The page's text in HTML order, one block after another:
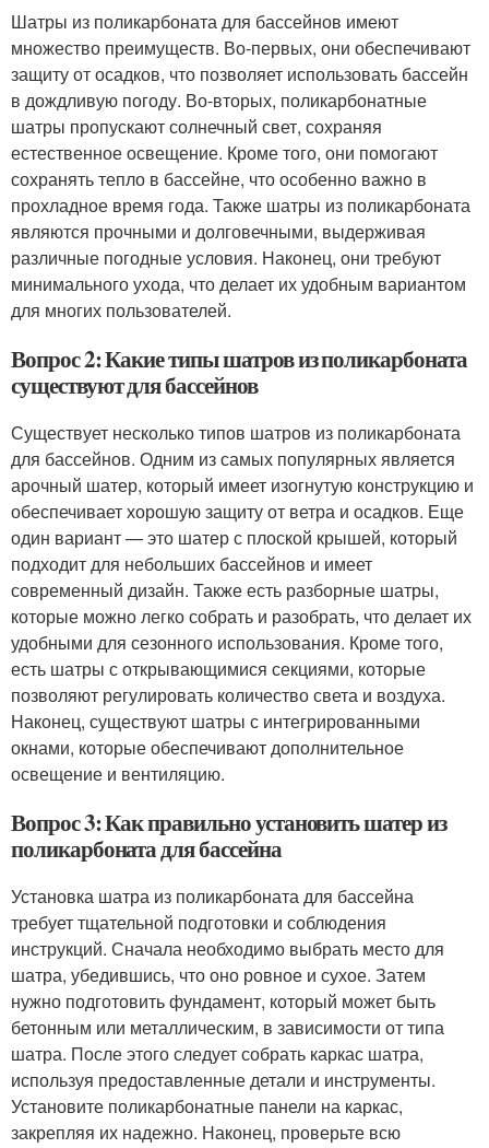
Шатры из поликарбоната для бассейнов имеют
множество преимуществ. Во-первых, они обеспечивают
защиту от осадков, что позволяет использовать бассейн
в дождливую погоду. Во-вторых, поликарбонатные
шатры пропускают солнечный свет, сохраняя
естественное освещение. Кроме того, они помогают
сохранять тепло в бассейне, что особенно важно в
прохладное время года. Также шатры из поликарбоната
являются прочными и долговечными, выдерживая
различные погодные условия. Наконец, они требуют
минимального ухода, что делает их удобным вариантом
для многих пользователей.
Вопрос 2: Какие типы шатров из поликарбоната
существуют для бассейнов
Существует несколько типов шатров из поликарбоната
для бассейнов. Одним из самых популярных является
арочный шатер, который имеет изогнутую конструкцию и
обеспечивает хорошую защиту от ветра и осадков. Еще
один вариант — это шатер с плоской крышей, который
подходит для небольших бассейнов и имеет
современный дизайн. Также есть разборные шатры,
которые можно легко собрать и разобрать, что делает их
удобными для сезонного использования. Кроме того,
есть шатры с открывающимися секциями, которые
позволяют регулировать количество света и воздуха.
Наконец, существуют шатры с интегрированными
окнами, которые обеспечивают дополнительное
освещение и вентиляцию.
Вопрос 3: Как правильно установить шатер из
поликарбоната для бассейна
Установка шатра из поликарбоната для бассейна
требует тщательной подготовки и соблюдения
инструкций. Сначала необходимо выбрать место для
шатра, убедившись, что оно ровное и сухое. Затем
нужно подготовить фундамент, который может быть
бетонным или металлическим, в зависимости от типа
шатра. После этого следует собрать каркас шатра,
используя предоставленные детали и инструменты.
Установите поликарбонатные панели на каркас,
закрепляя их надежно. Наконец, проверьте всю